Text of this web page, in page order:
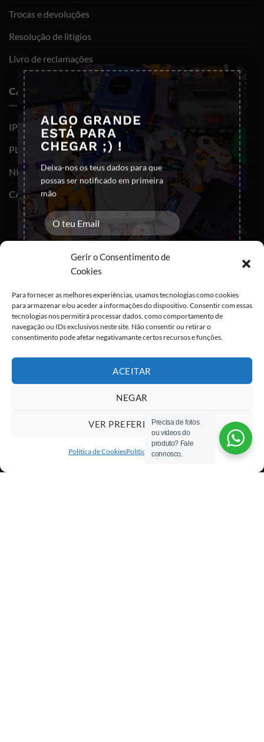
ALGO GRANDE
ESTÁ PARA
CHEGAR ;) !
Deixa-nos os teus dados para que
possas ser notificado em primeira
mão
Eu concordo com o armazenamento dos
Privacidade
×
Gerir o Consentimento de
Cookies
Para fornecer as melhores experiências, usamos tecnologias como cookies
para armazenar e/ou aceder a informações do dispositivo. Consentir com essas
tecnologias nos permitirá processar dados, como comportamento de
navegação ou IDs exclusivos neste site. Não consentir ou retirar o
consentimento pode afetar negativamante certos recursos e funções.
ACEITAR
NEGAR
VER PREFERÊNCIAS
Política de CookiesPolítica de privacidade
Trocas e devoluções
Resolução de litígios
Livro de reclamações
CATEGORIAS
IPHONES (RECONDICIONADOS)
PLAYSTATION
NINTENDO SWITCH
CABOS E ADAPTADORES TYPE-C
Stripe MasterCardCash
Copyright 2026 ©All rights reserved
Precisa de fotos
ou videos do
produto? Fale
connosco.